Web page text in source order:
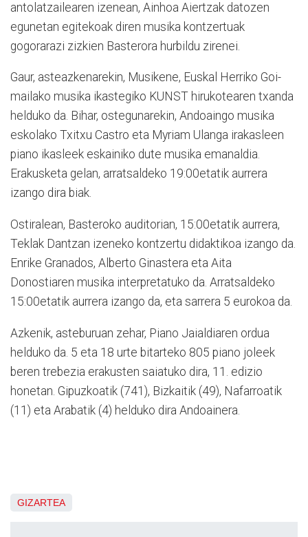
antolatzailearen izenean, Ainhoa Aiertzak datozen
egunetan egitekoak diren musika kontzertuak
gogorarazi zizkien Basterora hurbildu zirenei.
Gaur, asteazkenarekin, Musikene, Euskal Herriko Goi-
mailako musika ikastegiko KUNST hirukotearen txanda
helduko da. Bihar, ostegunarekin, Andoaingo musika
eskolako Txitxu Castro eta Myriam Ulanga irakasleen
piano ikasleek eskainiko dute musika emanaldia.
Erakusketa gelan, arratsaldeko 19:00etatik aurrera
izango dira biak.
Ostiralean, Basteroko auditorian, 15:00etatik aurrera,
Teklak Dantzan izeneko kontzertu didaktikoa izango da.
Enrike Granados, Alberto Ginastera eta Aita
Donostiaren musika interpretatuko da. Arratsaldeko
15:00etatik aurrera izango da, eta sarrera 5 eurokoa da.
Azkenik, asteburuan zehar, Piano Jaialdiaren ordua
helduko da. 5 eta 18 urte bitarteko 805 piano joleek
beren trebezia erakusten saiatuko dira, 11. edizio
honetan. Gipuzkoatik (741), Bizkaitik (49), Nafarroatik
(11) eta Arabatik (4) helduko dira Andoainera.
GIZARTEA